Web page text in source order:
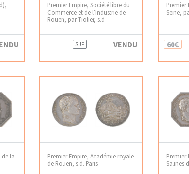
Premier Empire, Société libre du
Commerce et de l’Industrie de
Rouen, par Tiolier, s.d
SUP VENDU
Premier
Seine,
60€
de la
Premier Empire, Académie royale
de Rouen, s.d. Paris
Premier
Salines